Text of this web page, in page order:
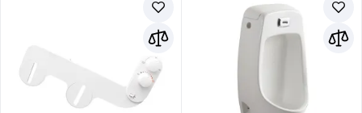
Комплектуючі та
Кріплення для
унітазів і біде
Серія
NKTS
Тип монтажу
На чашу унітазу
Тип виробу
Комплектуючі та
запчастини для
кераміки
Вид виробу
Кріплення для